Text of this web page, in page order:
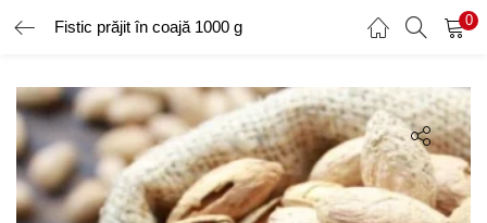
Fistic prăjit în coajă 1000 g 0
AUTENTIFICARE ÎNREGISTRARE
Introduceți numele de utilizator și parola pentru a vă autentifica.